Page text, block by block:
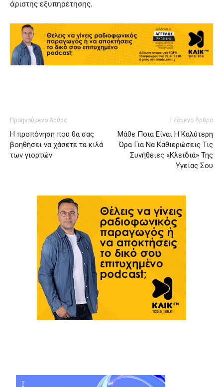
άριστης εξυπηρέτησης.
Προηγούμενο Άρθρο
Η προπόνηση που θα σας
βοηθήσει να χάσετε τα κιλά
των γιορτών
Επόμενο Άρθρο
Μάθε Ποια Είναι Η Καλύτερη
Ώρα Για Να Καθιερώσεις Τις
Συνήθειες «Κλειδιά» Της
Υγείας Σου